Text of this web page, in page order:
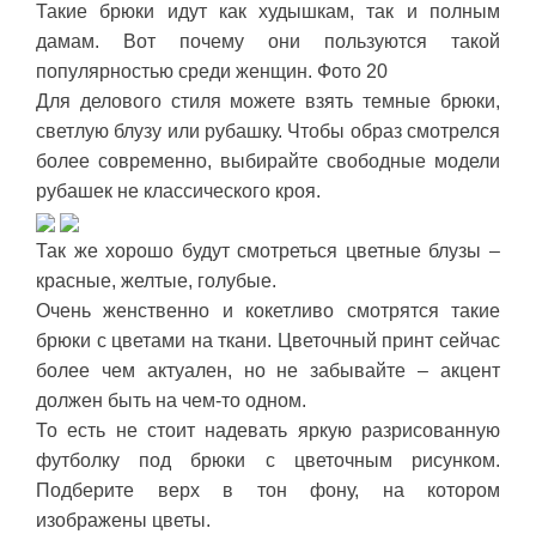
Такие брюки идут как худышкам, так и полным
дамам. Вот почему они пользуются такой
популярностью среди женщин. Фото 20
Для делового стиля можете взять темные брюки,
светлую блузу или рубашку. Чтобы образ смотрелся
более современно, выбирайте свободные модели
рубашек не классического кроя.
Так же хорошо будут смотреться цветные блузы –
красные, желтые, голубые.
Очень женственно и кокетливо смотрятся такие
брюки с цветами на ткани. Цветочный принт сейчас
более чем актуален, но не забывайте – акцент
должен быть на чем-то одном.
То есть не стоит надевать яркую разрисованную
футболку под брюки с цветочным рисунком.
Подберите верх в тон фону, на котором
изображены цветы.